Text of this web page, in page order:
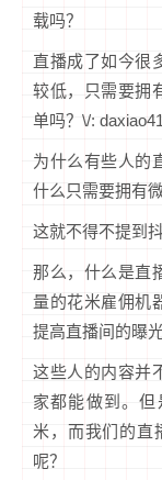
载吗？
直播成了如今很
较低，只需要拥
单吗？\/:
为什么有些人的
什么只需要拥有
这就不得不提到
那么，什么是直
量的花米雇佣机
提高直播间的曝
这些人的内容并
家都能做到。
米，而我们的直
呢？